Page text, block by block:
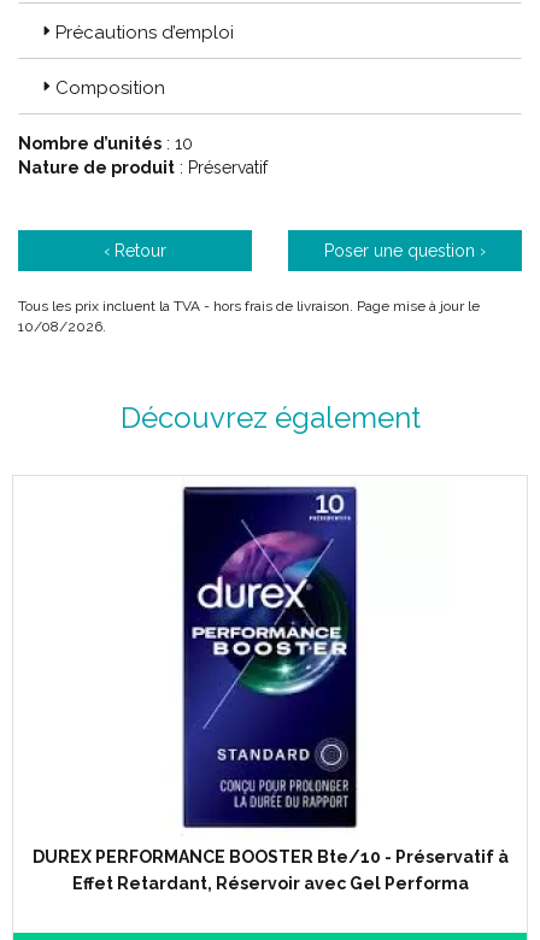
Précautions d’emploi
Composition
Nombre d’unités : 10
Nature de produit : Préservatif
‹ Retour Poser une question ›
Tous les prix incluent la TVA - hors frais de livraison. Page mise à jour le
10/08/2026.
Découvrez également
DUREX PERFORMANCE BOOSTER Bte/10 - Préservatif à
Effet Retardant, Réservoir avec Gel Performa